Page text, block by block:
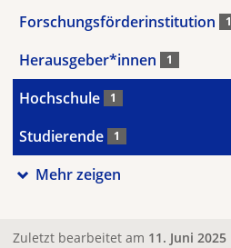
Forschungsförderinstitution 1
Herausgeber*innen 1
Hochschule 1
Studierende 1
Mehr zeigen
Zuletzt bearbeitet am 11. Juni 2025